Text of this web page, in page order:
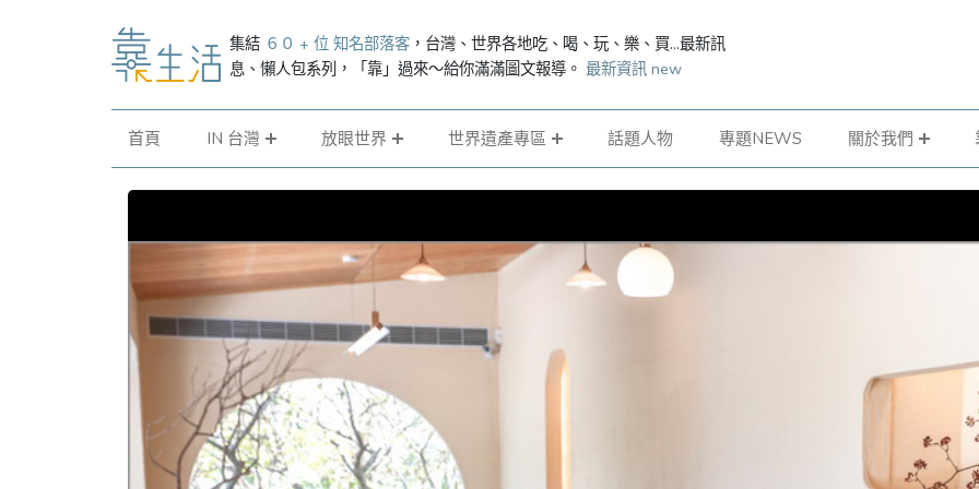
集結 ６０ + 位 知名部落客 ，台灣、世界各地吃、喝、玩、樂、買...最新訊
息、懶人包系列，「靠」過來～給你滿滿圖文報導。 最新資訊 new
首頁 IN 台灣 放眼世界 世界遺產專區 話題人物 專題NEWS 關於我們